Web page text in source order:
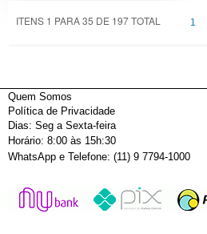
ITENS 1 PARA 35 DE 197 TOTAL 1
Quem Somos
Política de Privacidade
Dias: Seg a Sexta-feira
Horário: 8:00 às 15h:30
WhatsApp e Telefone: (11) 9 7794-1000